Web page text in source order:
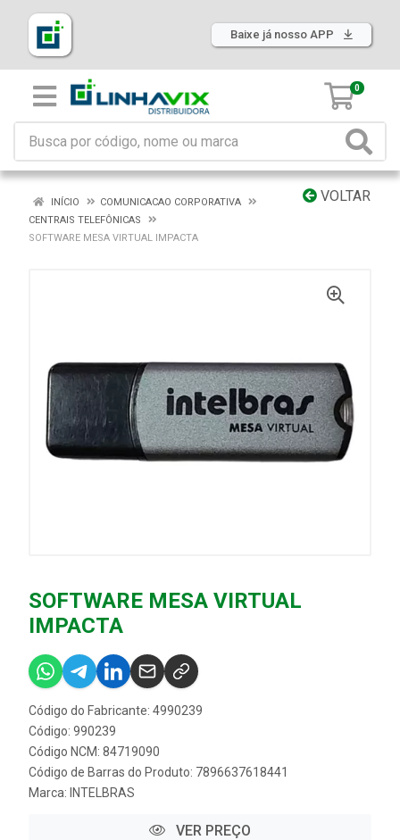
Baixe já nosso APP
0
VOLTAR
INÍCIO
COMUNICACAO CORPORATIVA
CENTRAIS TELEFÔNICAS
SOFTWARE MESA VIRTUAL IMPACTA
SOFTWARE MESA VIRTUAL
IMPACTA
Código do Fabricante: 4990239
Código: 990239
Código NCM: 84719090
Código de Barras do Produto: 7896637618441
Marca: INTELBRAS
VER PREÇO